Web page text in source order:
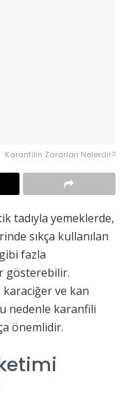
Karanfilin Zararları Nelerdir?
tadıyla yemeklerde,
sıkça kullanılan
fazla
gösterebilir.
ve kan
nedenle karanfili
önemlidir.